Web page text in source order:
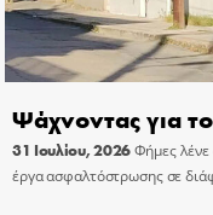
Ψάχνοντας για
31 Ιουλίου, 2026Φήμες λένε
έργα ασφαλτόστρωσης σε